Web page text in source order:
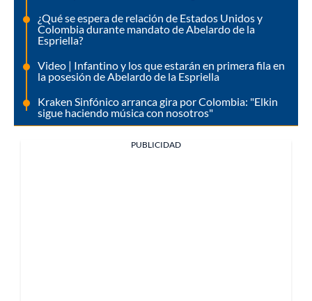
¿Qué se espera de relación de Estados Unidos y
Colombia durante mandato de Abelardo de la
Espriella?
Video | Infantino y los que estarán en primera fila en
la posesión de Abelardo de la Espriella
Kraken Sinfónico arranca gira por Colombia: "Elkin
sigue haciendo música con nosotros"
PUBLICIDAD